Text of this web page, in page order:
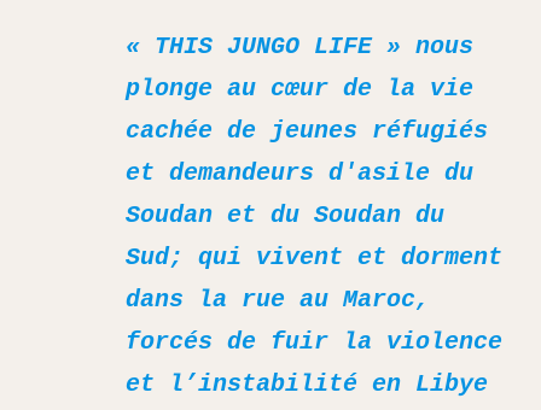
« THIS JUNGO LIFE » nous
plonge au cœur de la vie
cachée de jeunes réfugiés
et demandeurs d'asile du
Soudan et du Soudan du
Sud; qui vivent et dorment
dans la rue au Maroc,
forcés de fuir la violence
et l’instabilité en Libye